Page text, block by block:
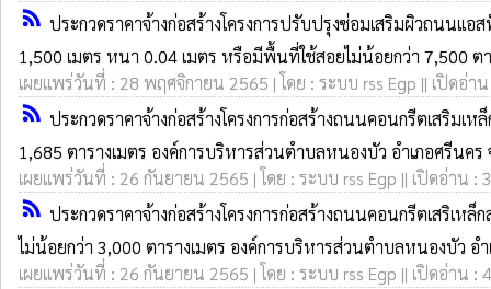
rss_feed ประกวดราคาจ้างก่อสร้างโครงการปรับปรุงซ่อมเสริมผิวถนน
1,500 เมตร หนา 0.04 เมตร หรือมีพื้นที่ใช้สอยไม่น้อยกว่า 7,500
เผยแพร่วันที่ : 28 พฤศจิกายน 2565 | โดย : ระบบ rss Egp || เปิดอ่า
rss_feed ประกวดราคาจ้างก่อสร้างโครงการก่อสร้างถนนคอนกรีตเสริ
1,685 ตารางเมตร องค์การบริหารส่วนตำบลหนองบัว อำเภอศรีนค
เผยแพร่วันที่ : 26 กันยายน 2565 | โดย : ระบบ rss Egp || เปิดอ่าน :
rss_feed ประกวดราคาจ้างก่อสร้างโครงการก่อสร้างถนนคอนกรีตเสริเ
ไม่น้อยกว่า 3,000 ตารางเมตร องค์การบริหารส่วนตำบลหนองบัว
เผยแพร่วันที่ : 26 กันยายน 2565 | โดย : ระบบ rss Egp || เปิดอ่าน :